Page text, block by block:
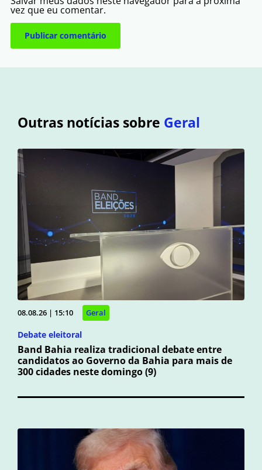
vez que eu comentar.
Outras notícias sobre Geral
08.08.26 | 15:10 Geral
Debate eleitoral
Band Bahia realiza tradicional debate entre
candidatos ao Governo da Bahia para mais de
300 cidades neste domingo (9)